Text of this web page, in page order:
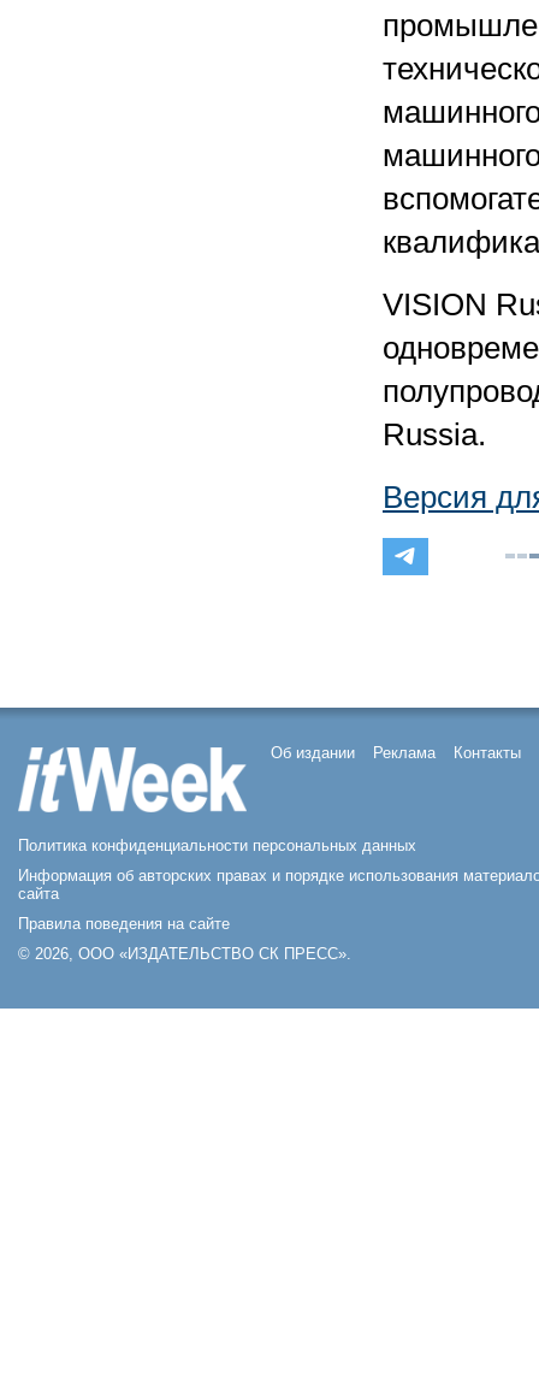
VISION
Russia.
Версия
Об издании Реклама Контакты
Политика конфиденциальности персональных данных
Информация об авторских правах и порядке использования
сайта
Правила поведения на сайте
© 2026, ООО «ИЗДАТЕЛЬСТВО СК ПРЕСС».